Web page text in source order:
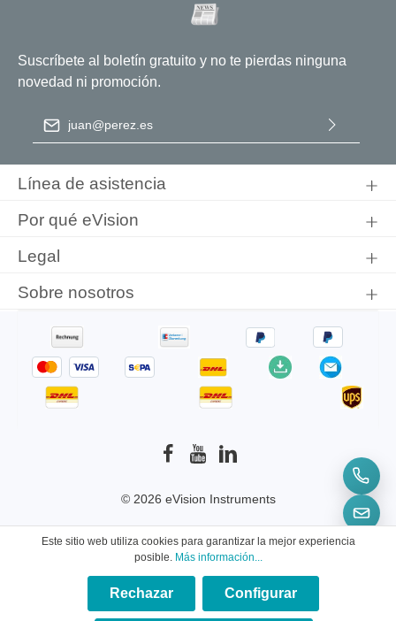
Suscríbete al boletín gratuito y no te pierdas ninguna
novedad ni promoción.
Dirección de correo electrónico
términos y condiciones generales
Línea de asistencia
Por qué eVision
Legal
Sobre nosotros
© 2026 eVision Instruments
y los posibles gastos de envío, si
Este sitio web utiliza cookies para garantizar la mejor experiencia
posible. Más información...
Rechazar Configurar